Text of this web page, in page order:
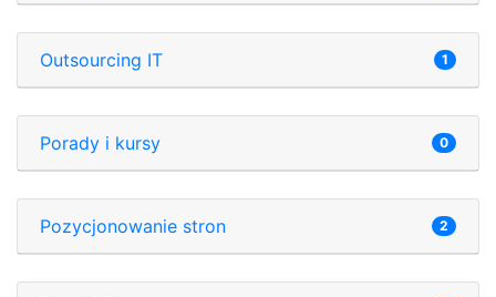
Outsourcing IT 1
Porady i kursy 0
Pozycjonowanie stron 2